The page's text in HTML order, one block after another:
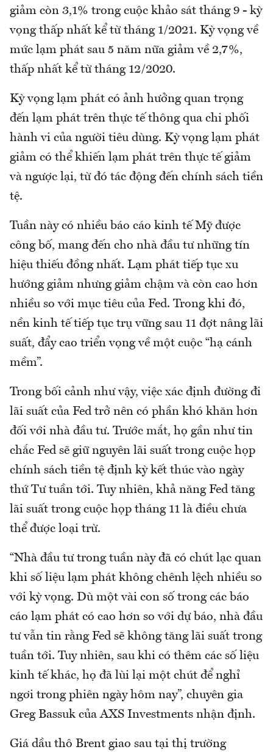
giảm còn 3,1% trong cuộc khảo sát tháng 9 - kỳ
vọng thấp nhất kể từ tháng 1/2021. Kỳ vọng về
mức lạm phát sau 5 năm nữa giảm về 2,7%,
thấp nhất kể từ tháng 12/2020.
Kỳ vọng lạm phát có ảnh hưởng quan trọng
đến lạm phát trên thực tế thông qua chi phối
hành vi của người tiêu dùng. Kỳ vọng lạm phát
giảm có thể khiến lạm phát trên thực tế giảm
và ngược lại, từ đó tác động đến chính sách tiền
tệ.
Tuần này có nhiều báo cáo kinh tế Mỹ được
công bố, mang đến cho nhà đầu tư những tín
hiệu thiếu đồng nhất. Lạm phát tiếp tục xu
hướng giảm nhưng giảm chậm và còn cao hơn
nhiều so với mục tiêu của Fed. Trong khi đó,
nền kinh tế tiếp tục trụ vững sau 11 đợt nâng lãi
suất, đẩy cao triển vọng về một cuộc “hạ cánh
mềm”.
Trong bối cảnh như vậy, việc xác định đường đi
lãi suất của Fed trở nên có phần khó khăn hơn
đối với nhà đầu tư. Trước mắt, họ gần như tin
chắc Fed sẽ giữ nguyên lãi suất trong cuộc họp
chính sách tiền tệ định kỳ kết thúc vào ngày
thứ Tư tuần tới. Tuy nhiên, khả năng Fed tăng
lãi suất trong cuộc họp tháng 11 là điều chưa
thể được loại trừ.
“Nhà đầu tư trong tuần này đã có chút lạc quan
khi số liệu lạm phát không chênh lệch nhiều so
với kỳ vọng. Dù một vài con số trong các báo
cáo lạm phát có cao hơn so với dự báo, nhà đầu
tư vẫn tin rằng Fed sẽ không tăng lãi suất trong
tuần tới. Tuy nhiên, sau khi có thêm các số liệu
kinh tế khác, họ đã lùi lại một chút để nghỉ
ngơi trong phiên ngày hôm nay”, chuyên gia
Greg Bassuk của AXS Investments nhận định.
Giá dầu thô Brent giao sau tại thị trường